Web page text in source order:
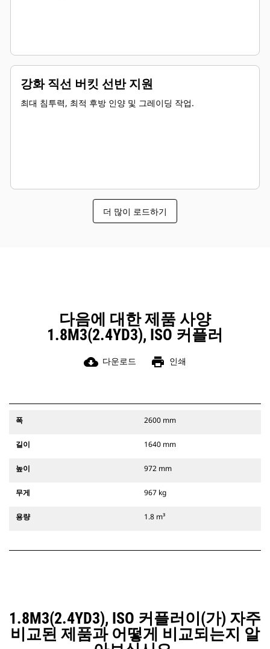
강화 직선 버킷 선반 지원
최대 침투력, 최적 후방 인양 및 그레이딩 작업.
더 많이 로드하기
다음에 대한 제품 사양
1.8M3(2.4YD3), ISO 커플러
cloud_download 다운로드 print 인쇄
폭 2600 mm
길이 1640 mm
높이 972 mm
무게 967 kg
용량 1.8 m³
1.8M3(2.4YD3), ISO 커플러이(가) 자주
비교된 제품과 어떻게 비교되는지 알